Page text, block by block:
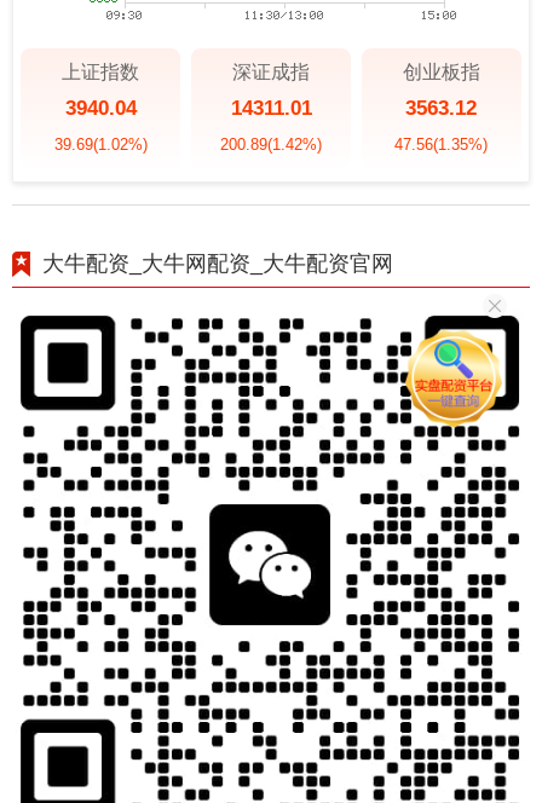
上证指数
3940.04
39.69(1.02%)
深证成指
14311.01
200.89(1.42%)
创业板指
3563.12
47.56(1.35%)
大牛配资_大牛网配资_大牛配资官网